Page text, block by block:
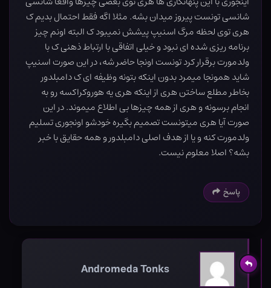
شانسی تونست پیروز میدان بشه. مثلا اگه فقط احتمال بدیم ک
هری توی لحظه مرگ اسنیپ پیشش نمیبود ک البته اونم چیز
برنامه ریزی شده ای نبود و خیلی اتفاقی با ارتباط ذهنی ک با
ولدمورت برقرار کرد تونست اونجا حاضر شه، در این صورت اسنیپ
شاید همونجا میمرد بدون اینکه بتونه وظیفه ای ک دامبلدور
بخاطر مطلع ساختن هری از اینکه هری یه هوروکراکسه رو به
انجام برسونه و هری از همه چیزها بی اطلاع میموند. در این
صورت آیا هری میتونست تصمیم بگیره خودشو اونجوری تسلیم
ولدمورت کنه و یا از هدف اصلی دامبلدور و همه حقایق با خبر
بشه؟ اصلا معلوم نیست.
پاسخ
Andromeda Tonks